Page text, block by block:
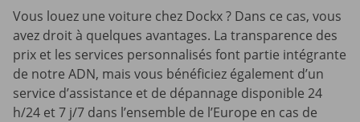
Vous louez une voiture chez Dockx ? Dans ce cas, vous
avez droit à quelques avantages. La transparence des
prix et les services personnalisés font partie intégrante
de notre ADN, mais vous bénéficiez également d’un
service d’assistance et de dépannage disponible 24
h/24 et 7 j/7 dans l’ensemble de l’Europe en cas de